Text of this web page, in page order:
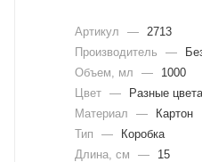
Артикул —
2713
Производитель
—
Объем, мл
—
1000
Цвет —
Разные цвета
Материал
—
Картон
Тип
—
Коробка
Длина, cм
—
15